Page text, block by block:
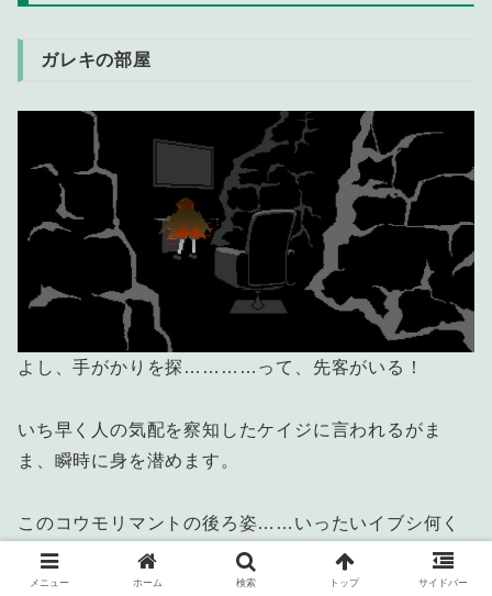
ガレキの部屋
よし、手がかりを探…………って、先客がいる！
いち早く人の気配を察知したケイジに言われるがま
ま、瞬時に身を潜めます。
このコウモリマントの後ろ姿……いったいイブシ何く
んなんだ……。
メニュー ホーム 検索 トップ サイドバー